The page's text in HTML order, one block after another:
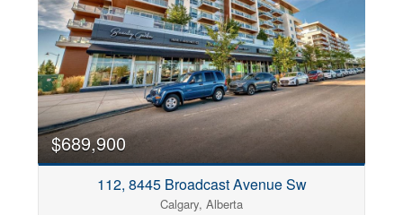
$689,900
112, 8445 Broadcast Avenue Sw
Calgary, Alberta